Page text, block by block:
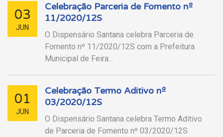
03
JUN
Celebração Parceria de Fomento nº
11/2020/12S
O Dispensário Santana celebra Parceria de
Fomento nº 11/2020/12S com a Prefeitura
Municipal de Feira...
01
JUN
Celebração Termo Aditivo nº
03/2020/12S
O Dispensário Santana celebra Termo Aditivo
de Parceria de Fomento nº 03/2020/12S